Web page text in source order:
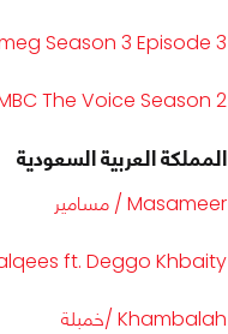
Season 3 Episode 3
The Voice Season 2
المملكة العربية السعودية
Masameer / مسامير
ft. Deggo Khbaity
Khambalah /خمبلة